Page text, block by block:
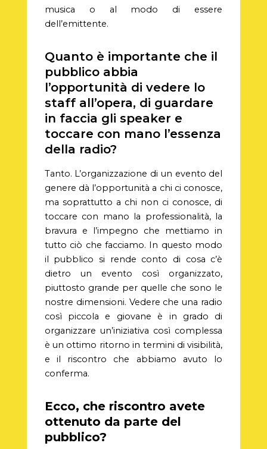
musica o al modo di essere
dell’emittente.
Quanto è importante che il
pubblico abbia
l’opportunità di vedere lo
staff all’opera, di guardare
in faccia gli speaker e
toccare con mano l’essenza
della radio?
Tanto. L’organizzazione di un evento del
genere dà l’opportunità a chi ci conosce,
ma soprattutto a chi non ci conosce, di
toccare con mano la professionalità, la
bravura e l’impegno che mettiamo in
tutto ciò che facciamo. In questo modo
il pubblico si rende conto di cosa c’è
dietro un evento così organizzato,
piuttosto grande per quelle che sono le
nostre dimensioni. Vedere che una radio
così piccola e giovane è in grado di
organizzare un’iniziativa così complessa
è un ottimo ritorno in termini di visibilità,
e il riscontro che abbiamo avuto lo
conferma.
Ecco, che riscontro avete
ottenuto da parte del
pubblico?